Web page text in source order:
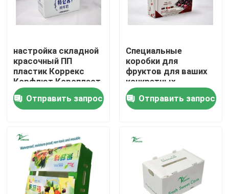
Экскурсия по заводу
Контроль качества
Запросите цитату
Коробки плода рифленые
Рифленый пластиковый предохранитель дерева
настройка складной
красочный ПП
пластик Коррекс
Корфлют Коропласт
перерабатывать
овощи Фрукты
Складные коробки
Отправить запрос
Специальные
коробки для
фруктов для ваших
конкретных
потребностей
Отправить запрос